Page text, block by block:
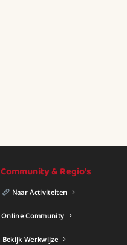
Community & Regio's
Naar Activiteiten
Online Community
Bekijk Werkwijze